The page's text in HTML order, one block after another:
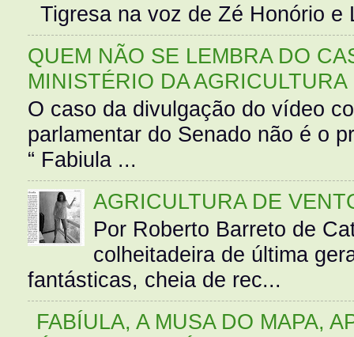
Tigresa na voz de Zé Honório
QUEM NÃO SE LEMBRA DO
MINISTÉRIO DA AGRICULTURA
O caso da divulgação do vídeo
parlamentar do Senado não é o
“ Fabiula ...
AGRICULTURA DE
Por Roberto Barreto de
colheitadeira de última
fantásticas, cheia de rec...
FABÍULA, A MUSA DO MAPA,